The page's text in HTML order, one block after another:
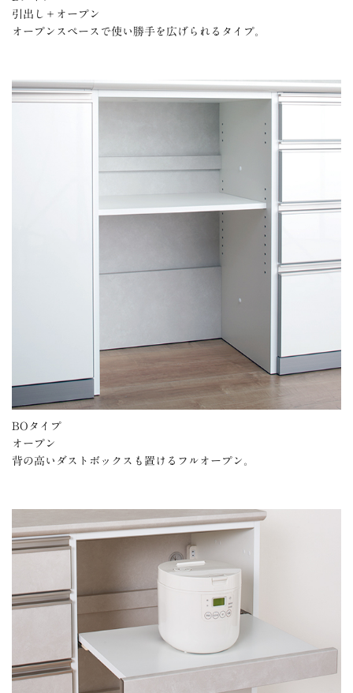
引出し＋オープン
オープンスペースで使い勝手を広げられるタイプ。
BOタイプ
オープン
背の高いダストボックスも置けるフルオープン。